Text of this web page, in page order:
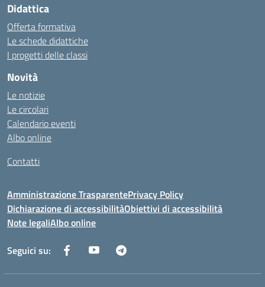
Didattica
Offerta formativa
Le schede didattiche
I progetti delle classi
Novità
Le notizie
Le circolari
Calendario eventi
Albo online
Contatti
Amministrazione TrasparentePrivacy Policy
Dichiarazione di accessibilitàObiettivi di accessibilità
Note legaliAlbo online
Seguici su: